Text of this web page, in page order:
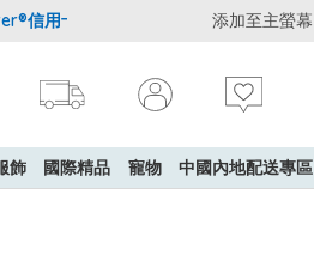
卡會員購物禮遇：高達5%簽賬回贈！
添加至主螢幕
飾 國際精品 寵物 中國內地配送專區